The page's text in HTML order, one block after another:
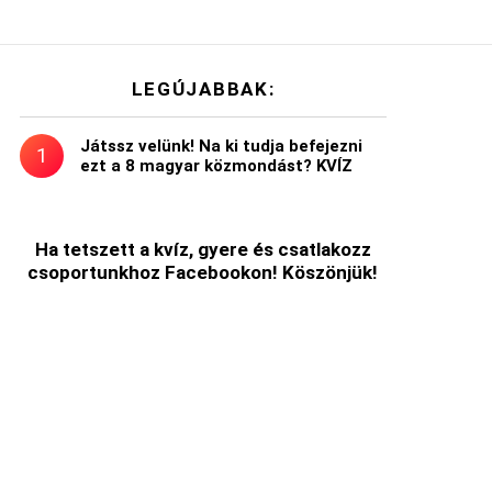
LEGÚJABBAK:
Játssz velünk! Na ki tudja befejezni
ezt a 8 magyar közmondást? KVÍZ
Ha tetszett a kvíz, gyere és csatlakozz
csoportunkhoz Facebookon! Köszönjük!